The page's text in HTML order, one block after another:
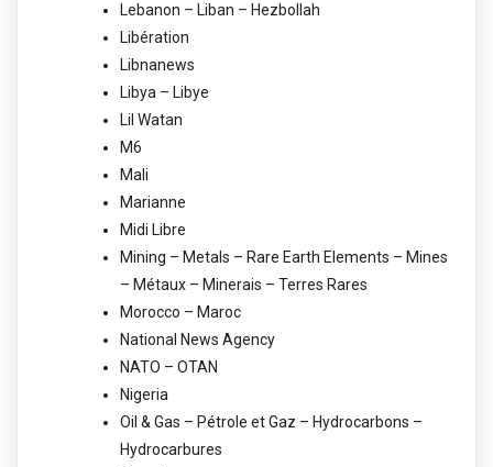
Lebanon – Liban – Hezbollah
Libération
Libnanews
Libya – Libye
Lil Watan
M6
Mali
Marianne
Midi Libre
Mining – Metals – Rare Earth Elements – Mines
– Métaux – Minerais – Terres Rares
Morocco – Maroc
National News Agency
NATO – OTAN
Nigeria
Oil & Gas – Pétrole et Gaz – Hydrocarbons –
Hydrocarbures